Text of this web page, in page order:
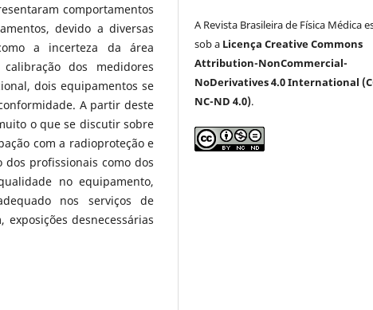
comportamentos
devido a diversas
a incerteza da área
dos medidores
dois equipamentos se
A partir deste
o que se discutir sobre
com a radioproteção e
profissionais como dos
no equipamento,
nos serviços de
desnecessárias
A Revista Brasileira de Física Médica
sob a Licença Creative Commons
Attribution-NonCommercial-
NoDerivatives 4.0 International
NC-ND 4.0).